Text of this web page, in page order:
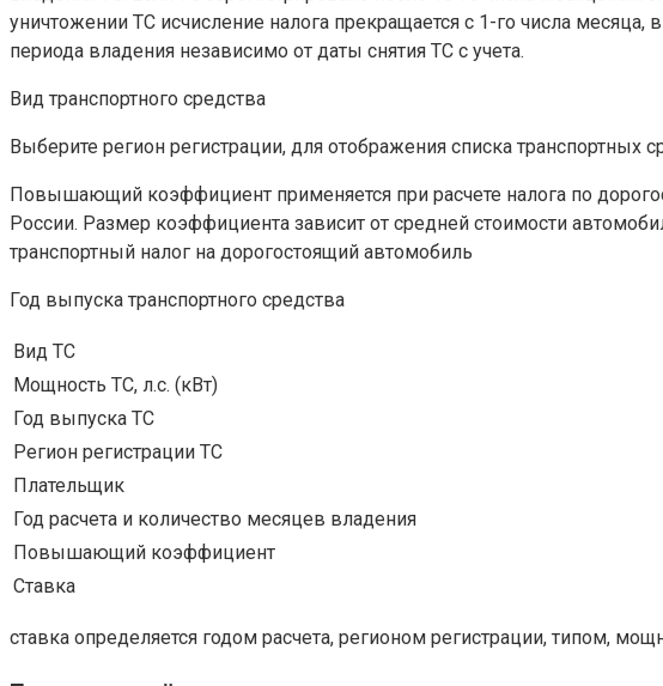
уничтожении ТС исчисление налога прекращается с 1-го числа
периода владения независимо от даты снятия ТС с учета.
Вид транспортного средства
Выберите регион регистрации, для отображения списка транспортных
Повышающий коэффициент применяется при расчете налога по
России. Размер коэффициента зависит от средней стоимости
транспортный налог на дорогостоящий автомобиль
Год выпуска транспортного средства
Вид ТС
Мощность ТС, л.с. (кВт)
Год выпуска ТС
Регион регистрации ТС
Плательщик
Год расчета и количество месяцев владения
Повышающий коэффициент
Ставка
ставка определяется годом расчета, регионом регистрации, типом,